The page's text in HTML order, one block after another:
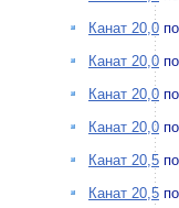
Канат 20,0
Канат 20,0
Канат 20,0
Канат 20,0
Канат 20,5
Канат 20,5